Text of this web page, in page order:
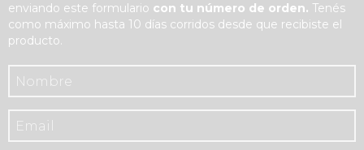
enviando este formulario con tu número de orden. Tenés
como máximo hasta 10 días corridos desde que recibiste el
producto.